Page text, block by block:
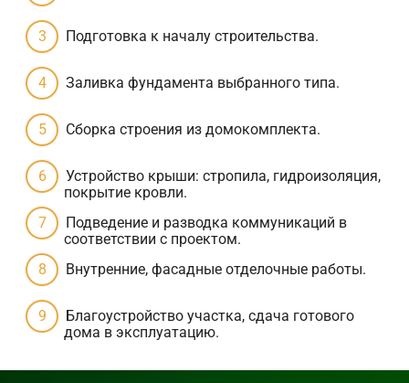
Подготовка к началу строительства.
Заливка фундамента выбранного типа.
Сборка строения из домокомплекта.
Устройство крыши: стропила, гидроизоляция,
покрытие кровли.
Подведение и разводка коммуникаций в
соответствии с проектом.
Внутренние, фасадные отделочные работы.
Благоустройство участка, сдача готового
дома в эксплуатацию.